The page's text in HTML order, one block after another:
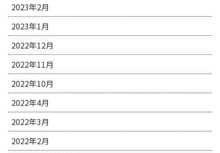
2023年2月
2023年1月
2022年12月
2022年11月
2022年10月
2022年4月
2022年3月
2022年2月